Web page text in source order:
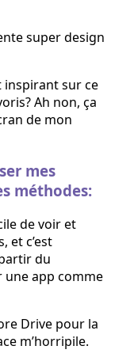
super design
inspirant sur ce
Ah non, ça
de mon
mes
méthodes:
de voir et
et c’est
du
une app comme
Drive pour la
m’horripile.